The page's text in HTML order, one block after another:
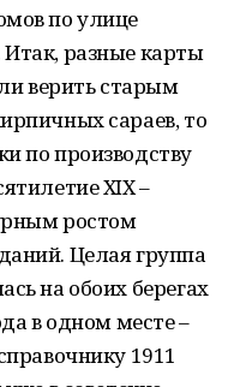
по улице
разные карты
верить старым
сараев, то
по производству
ХIХ –
ростом
Целая группа
на обоих берегах
в одном месте –
1911